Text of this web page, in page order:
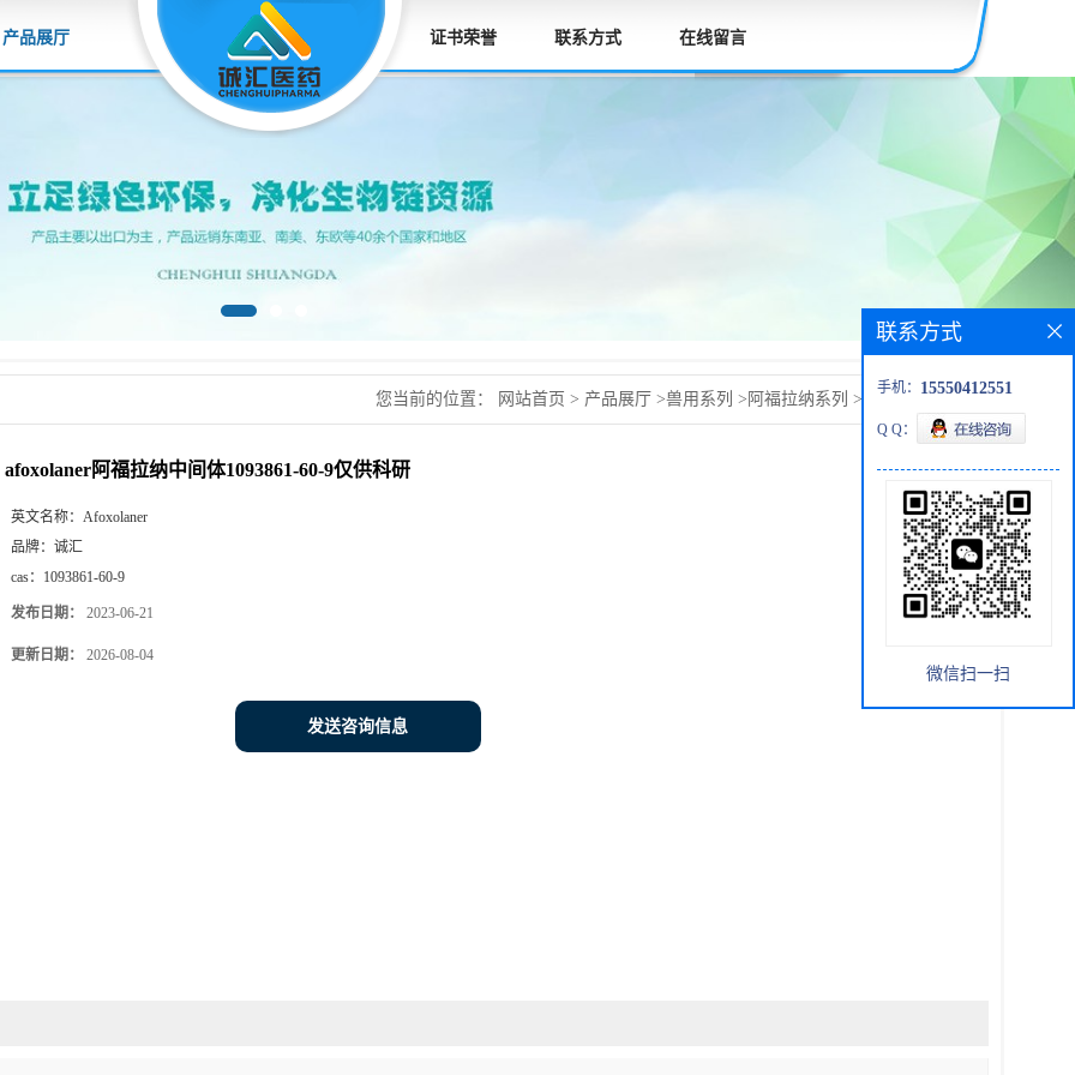
产品展厅 证书荣誉 联系方式 在线留言
您当前的位置： 网站首页 > 产品展厅 >兽用系列 > 阿福拉纳系列 > afoxolaner阿福
afoxolaner阿福拉纳中间体1093861-60-9仅供科研
英文名称： Afoxolaner
品牌： 诚汇
cas： 1093861-60-9
发布日期： 2023-06-21
更新日期： 2026-08-04
发送咨询信息
联系方式
手机： 15550412551
Q Q：
微信扫一扫